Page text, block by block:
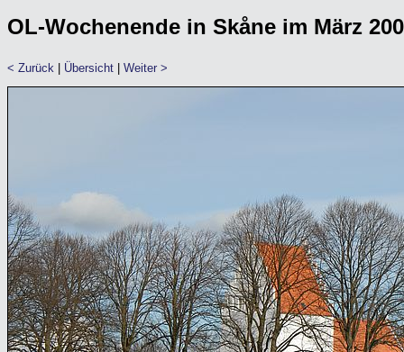
OL-Wochenende in Skåne im März
< Zurück Übersicht Weiter >